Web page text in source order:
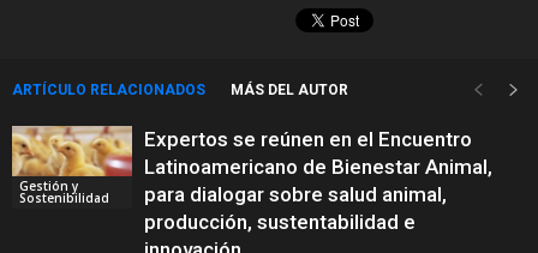
ARTÍCULO RELACIONADOS MÁS DEL AUTOR
Gestión y
Sostenibilidad
Expertos se reúnen en el Encuentro
Latinoamericano de Bienestar Animal,
para dialogar sobre salud animal,
producción, sustentabilidad e